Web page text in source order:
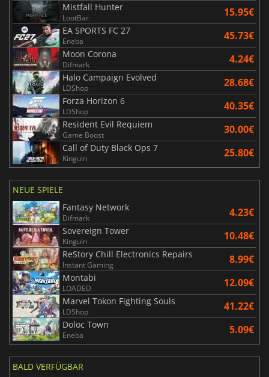
Mistfall Hunter
LootBar 15.95€
EA SPORTS FC 27
Eneba 45.73€
Moon Corona
Difmark 4.24€
Halo Campaign Evolved
LDShop 28.68€
Forza Horizon 6
LDShop 40.35€
Resident Evil Requiem
Game Boost 30.00€
Call of Duty Black Ops 7
Kinguin 25.80€
NEUE SPIELE
Fantasy Network
Difmark 4.23€
Sovereign Tower
Kinguin 10.48€
ReStory Chill Electronics Repairs
Instant Gaming 8.99€
Montabi
LOADED 12.09€
Marvel Tokon Fighting Souls
LDShop 41.22€
Doloc Town
Eneba 5.09€
BALD VERFÜGBAR